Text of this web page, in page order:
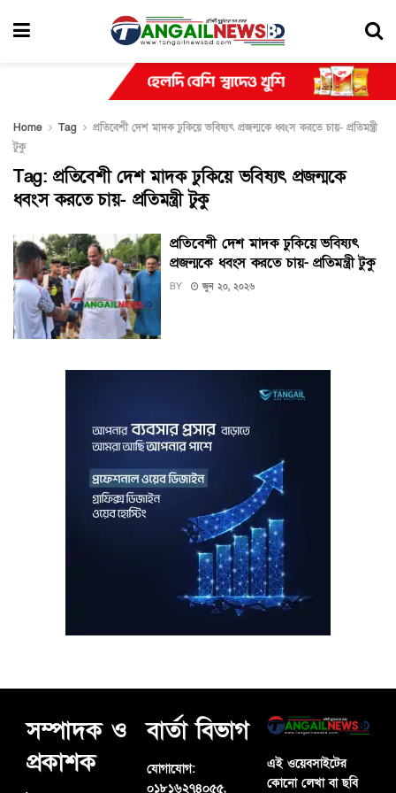
Home Tag
প্রতিবেশী দেশ মাদক ঢুকিয়ে ভবিষ্যৎ প্রজন্মকে ধ্বংস করতে চায়- প্রতিমন্ত্রী
টুকু
Tag: প্রতিবেশী দেশ মাদক ঢুকিয়ে ভবিষ্যৎ প্রজন্মকে
ধ্বংস করতে চায়- প্রতিমন্ত্রী টুকু
প্রতিবেশী দেশ মাদক ঢুকিয়ে ভবিষ্যৎ
প্রজন্মকে ধ্বংস করতে চায়- প্রতিমন্ত্রী টুকু
BY জুন ২০, ২০২৬
সম্পাদক ও
প্রকাশক
বার্তা বিভাগ
যোগাযোগ:
০১৮১৬২৭৪০৫৫,
এই ওয়েবসাইটের
কোনো লেখা বা ছবি